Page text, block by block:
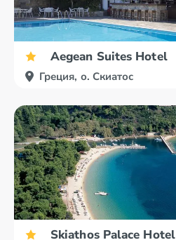
Aegean Suites Hotel
Греция, о. Скиатос
Skiathos Palace Hotel